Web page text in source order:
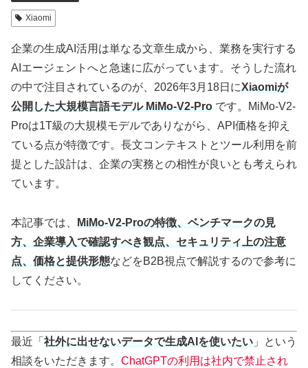
Xiaomi
企業の生成AI活用は単なる文章生成から、業務を実行する
AIエージェントへと急速に広がっています。そうした流れ
の中で注目されているのが、2026年3月18日にXiaomiが
公開した大規模言語モデル MiMo-V2-Pro です。MiMo-V2-
Proは1T級の大規模モデルでありながら、API価格を抑え
ている点が特徴です。長文コンテキストとツール利用を前
提とした設計は、企業の実務との相性が良いとも考えられ
ています。
本記事では、
MiMo-V2-Proの特徴、ベンチマークの見
方、企業導入で確認すべき観点、セキュリティ上の注意
点、価格と提供形態などをB2B視点で解説するので参考に
してください。
最近「 社外に出せないデータで生成AIを使いたい 」という
相談をいただきます。 ChatGPTの利用は社内で禁止され